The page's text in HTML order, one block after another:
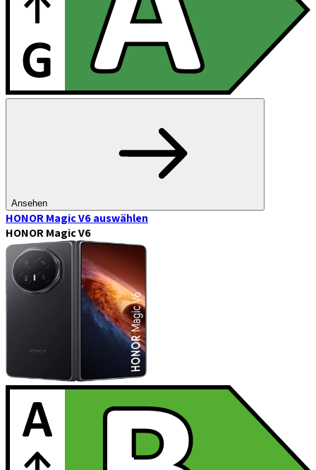
Ansehen
HONOR Magic V6auswählen
HONOR Magic V6